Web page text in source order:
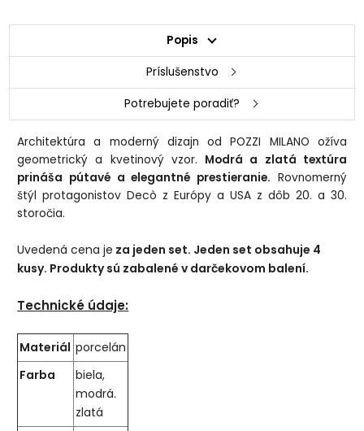
Popis
Príslušenstvo
Potrebujete poradiť?
Architektúra a moderný dizajn od POZZI MILANO ožíva
geometrický a kvetinový vzor. Modrá a zlatá textúra
prináša pútavé a elegantné prestieranie. Rovnomerný
štýl protagonistov Decò z Európy a USA z dôb 20. a 30.
storočia.
Uvedená cena je za jeden set. Jeden set obsahuje 4
kusy. Produkty sú zabalené v darčekovom balení.
Technické údaje:
Materiál porcelán
Farba
biela,
modrá.
zlatá